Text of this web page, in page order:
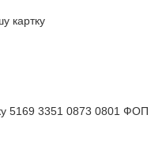
картку
5169 3351 0873 0801 ФОП